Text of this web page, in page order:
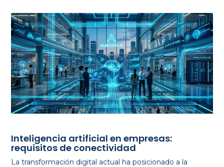
Inteligencia artificial en empresas:
requisitos de conectividad
La transformación digital actual ha posicionado a la